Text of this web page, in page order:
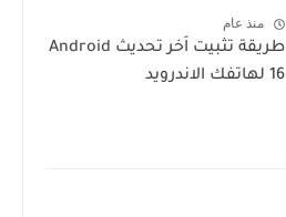
منذ عام
طريقة تثبيت اَخر تحديث Android
16 لهاتفك الاندرويد